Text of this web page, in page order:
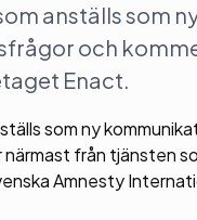
anställs som
och
Enact.
som ny
från tjänsten
Amnesty